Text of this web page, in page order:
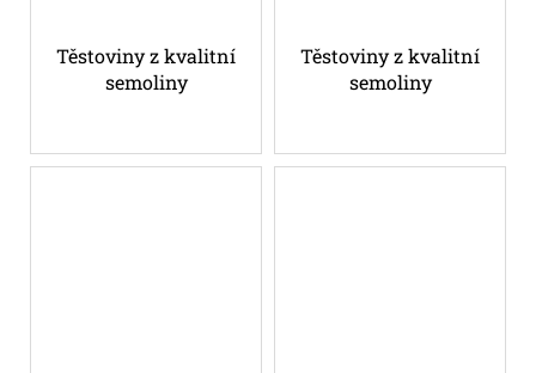
Těstoviny z kvalitní
semoliny
Těstoviny z kvalitní
semoliny